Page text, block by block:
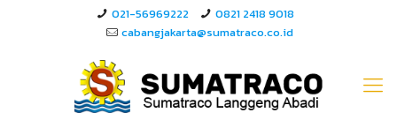
021-56969222
0821 2418 9018
cabangjakarta@sumatraco.co.id